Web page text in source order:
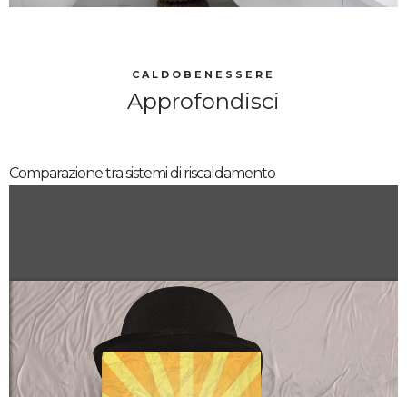
CALDOBENESSERE
Approfondisci
Comparazione tra sistemi di riscaldamento